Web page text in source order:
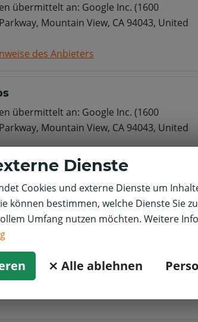
übermittelt an: Google Inc. (1600
Mountain View, CA 94043, United
des Anbieters
übermittelt an: Google Inc. (1600
Mountain View, CA 94043, United
des Anbieters
übermittelt an: Google Inc. (1600
Mountain View, CA 94043, United
des Anbieters
Dienste
Cookies und externe Dienste um
können bestimmen, welche Dienste Sie
Umfang nutzen möchten. Weitere
⨯ Alle ablehnen